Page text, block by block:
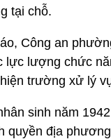
tại chỗ.
Công an
lực lượng chức
trường xử lý
sinh năm
quyền địa